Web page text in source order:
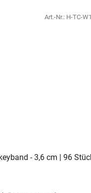
- 3,6 cm | 96
Art.-Nr.: H-TC-